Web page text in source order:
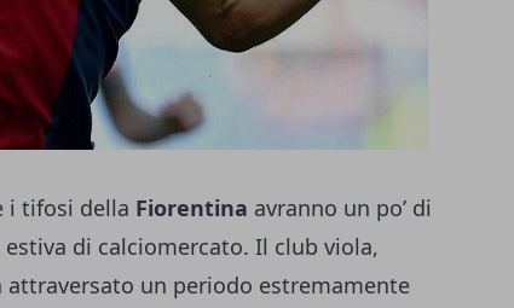
i tifosi della Fiorentina avranno un po’ di
di calciomercato. Il club viola,
un periodo estremamente